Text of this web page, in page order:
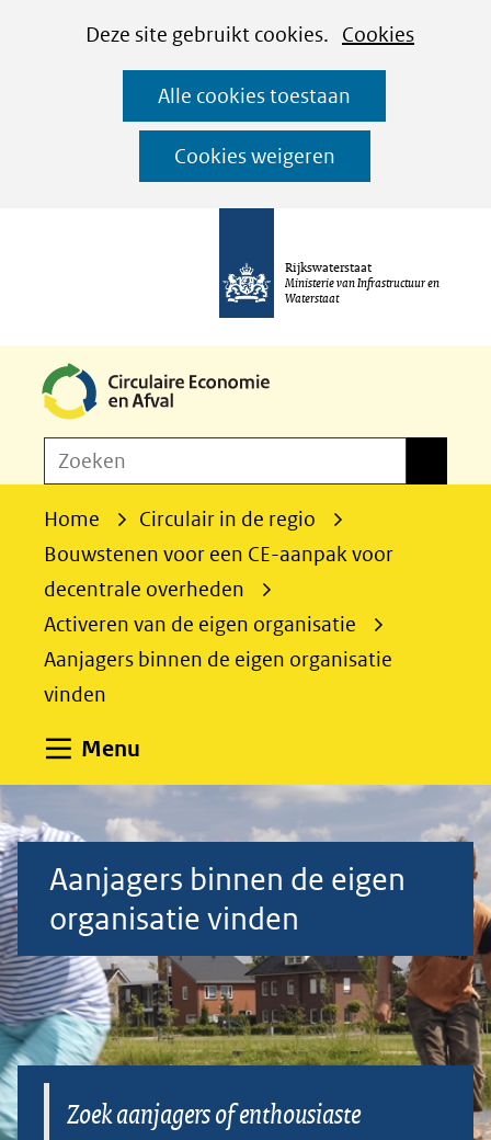
CookiesDeze site gebruikt cookies. Cookies
worden
toegestaan
geweigerd.
Alle cookies toestaan
Cookies weigeren
Ga
naar
de
inhoud
Rijkswaterstaat
Ministerie van Infrastructuur en
Waterstaat
o
Zoeken
Home
Circulair in de regio
Bouwstenen voor een CE-aanpak voor
decentrale overheden
Activeren van de eigen organisatie
Aanjagers binnen de eigen organisatie
vinden
Menu
Aanjagers
binnen
de
eigen
organisatie
vinden
Aanjagers binnen de eigen
organisatie vinden
Zoek aanjagers of enthousiaste